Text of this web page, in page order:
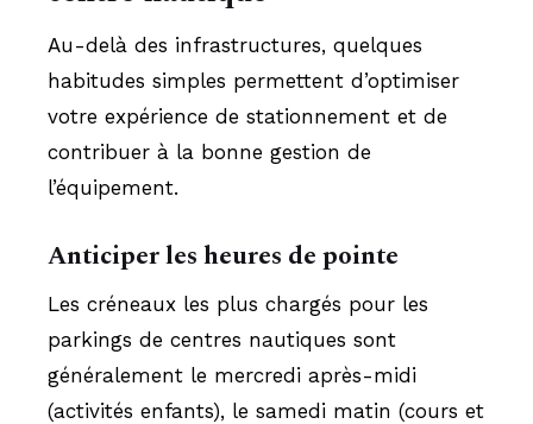
Au-delà des infrastructures, quelques
habitudes simples permettent d’optimiser
votre expérience de stationnement et de
contribuer à la bonne gestion de
l’équipement.
Anticiper les heures de pointe
Les créneaux les plus chargés pour les
parkings de centres nautiques sont
généralement le mercredi après-midi
(activités enfants), le samedi matin (cours et